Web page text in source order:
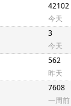
42102
今天
3
今天
562
昨天
7608
一周前